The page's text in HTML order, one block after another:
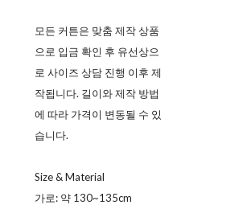
모든 커튼은 맞춤 제작 상품
으로 입금 확인 후 유선상으
로 사이즈 상담 진행 이후 제
작됩니다. 길이와 제작 방법
에 따라 가격이 변동될 수 있
습니다.
Size & Material
가로: 약 130~135cm